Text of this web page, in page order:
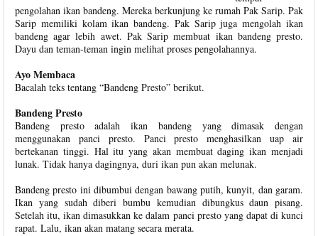
pengolahan ikan bandeng. Mereka berkunjung ke rumah Pak Sarip. Pak
Sarip memiliki kolam ikan bandeng. Pak Sarip juga mengolah ikan
bandeng agar lebih awet. Pak Sarip membuat ikan bandeng presto.
Dayu dan teman-teman ingin melihat proses pengolahannya.
Ayo Membaca
Bacalah teks tentang “Bandeng Presto” berikut.
Bandeng Presto
Bandeng presto adalah ikan bandeng yang dimasak dengan
menggunakan panci presto. Panci presto menghasilkan uap air
bertekanan tinggi. Hal itu yang akan membuat daging ikan menjadi
lunak. Tidak hanya dagingnya, duri ikan pun akan melunak.
Bandeng presto ini dibumbui dengan bawang putih, kunyit, dan garam.
Ikan yang sudah diberi bumbu kemudian dibungkus daun pisang.
Setelah itu, ikan dimasukkan ke dalam panci presto yang dapat di kunci
rapat. Lalu, ikan akan matang secara merata.